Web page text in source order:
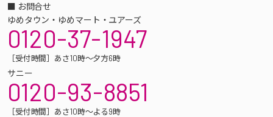
■ お問合せ
ゆめタウン・ゆめマート・ユアーズ
0120-37-1947
［受付時間］あさ10時～夕方6時
サニー
0120-93-8851
［受付時間］あさ10時～よる9時